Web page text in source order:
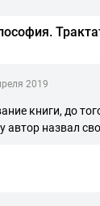
2019
книги, до
автор назвал